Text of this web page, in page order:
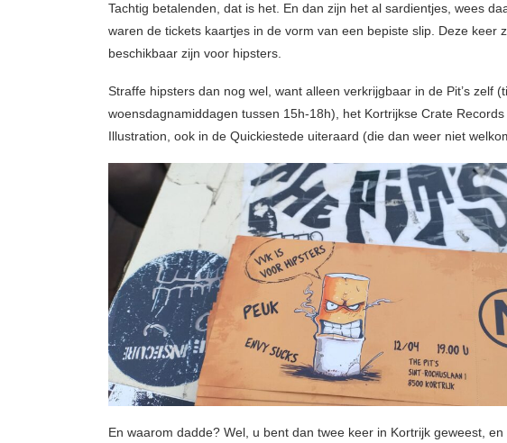
Tachtig betalenden, dat is het. En dan zijn het al sardientjes, wees
waren de tickets kaartjes in de vorm van een bepiste slip. Deze keer
beschikbaar zijn voor hipsters.
Straffe hipsters dan nog wel, want alleen verkrijgbaar in de Pit’s zelf
woensdagnamiddagen tussen 15h-18h), het Kortrijkse Crate Records
Illustration, ook in de Quickiestede uiteraard (die dan weer niet
En waarom dadde? Wel, u bent dan twee keer in Kortrijk geweest,